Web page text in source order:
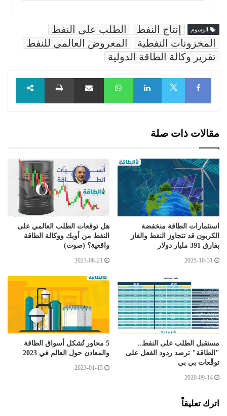
الوسوم إنتاج النفط
الطلب على النفط
المخزونات النفطية
المعروض العالمي للنفط
تقرير وكالة الطاقة الدولية
Facebook
LinkedIn
WhatsAppمشاركة عبر البريد طباعة
مقالات ذات صلة
استثمارات الطاقة منخفضة
الكربون قد تتجاوز النفط والغاز
بفارق 391 مليار دولار
2025-10-31
هل توقعات الطلب العالمي على
النفط من أوبك ووكالة الطاقة
واقعية؟ (صوت)
2023-08-21
مستقبل الطلب على النفط..
"الطاقة" ترصد ردود الفعل على
توقّعات بي بي
2020-09-14
5 محاور تُشكل أسواق الطاقة
والمعادن حول العالم في 2023
2023-01-15
اترك تعليقاً